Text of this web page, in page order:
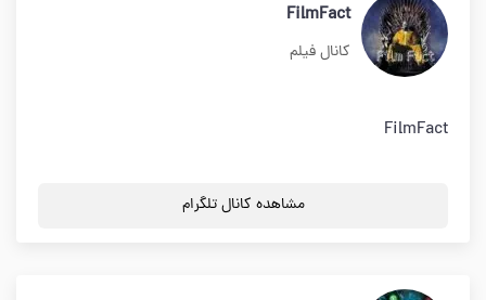
FilmFact
کانال فیلم
FilmFact
مشاهده کانال تلگرام